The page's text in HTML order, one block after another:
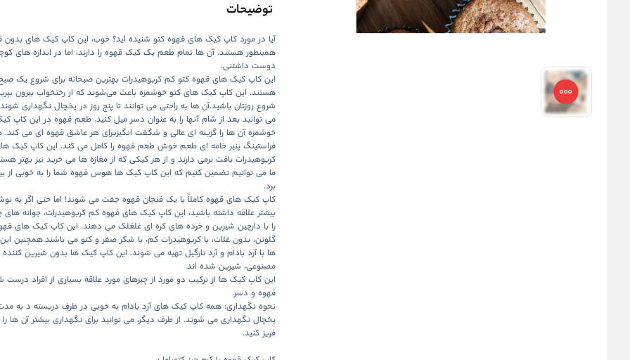
توضیحات
آیا در مورد کاپ کیک های قهوه کتو شنیده اید؟ خوب، این کاپ کیک های بدون
همینطور هستند. آن ها تمام طعم یک کیک قهوه را دارند، اما در اندازه های
دوست داشتنی.
این کاپ کیک های قهوه کتو کم کربوهیدرات بهترین صبحانه برای شروع یک
هستند. این کاپ کیک های کتو خوشمزه باعث می‌شوند که از رختخواب بیرون
شروع روزتان باشید.آن ها به راحتی می توانند تا پنج روز در یخچال نگهداری
می توانید بعد از شام آنها را به عنوان دسر میل کنید. طعم قهوه در این کاپ
خوشمزه آن ها را گزینه ای عالی و شگفت انگیزبرای هر عاشق قهوه ای می کند.
فراستینگ پنیر خامه ای طعم خوش طعم قهوه را کامل می کند. این کاپ کیک
کربوهیدرات بافت نرمی دارند و از هر کیکی که از مغازه ها می خرید نیز بهتر
ما می توانیم تضمین کنیم که این کاپ کیک ها هوس قهوه شما را به خوبی از
برد.
کاپ کیک های قهوه کاملاً با یک فنجان قهوه جفت می شوند! اما حتی اگر به
بیشتر علاقه داشته باشید، این کاپ کیک های قهوه کم کربوهیدرات، جوانه
را با دارچین شیرین و خرده های کره ای غلغلک می دهند. این کاپ کیک های
گلوتن، بدون غلات، با کربوهیدرات کم، با شکر صفر و کتو می باشند.همچنین
ها با آرد بادام و آرد نارگیل تهیه می شوند. این کاپ کیک ها بدون شیرین کننده
مصنوعی، شیرین شده اند.
این کاپ کیک ها از ترکیب دو مورد از چیزهای مورد علاقه بسیاری از افراد درست
قهوه و دسر.
فریز کنید.